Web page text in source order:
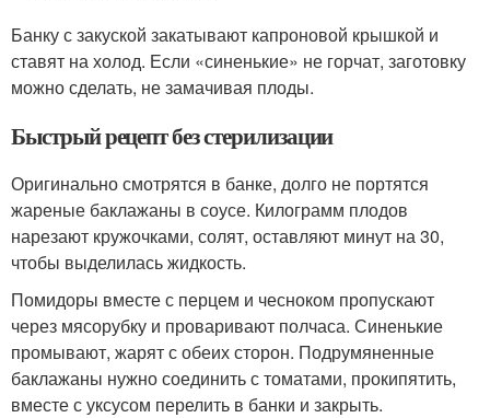
Банку с закуской закатывают капроновой крышкой и
ставят на холод. Если «синенькие» не горчат, заготовку
можно сделать, не замачивая плоды.
Быстрый рецепт без стерилизации
Оригинально смотрятся в банке, долго не портятся
жареные баклажаны в соусе. Килограмм плодов
нарезают кружочками, солят, оставляют минут на 30,
чтобы выделилась жидкость.
Помидоры вместе с перцем и чесноком пропускают
через мясорубку и проваривают полчаса. Синенькие
промывают, жарят с обеих сторон. Подрумяненные
баклажаны нужно соединить с томатами, прокипятить,
вместе с уксусом перелить в банки и закрыть.